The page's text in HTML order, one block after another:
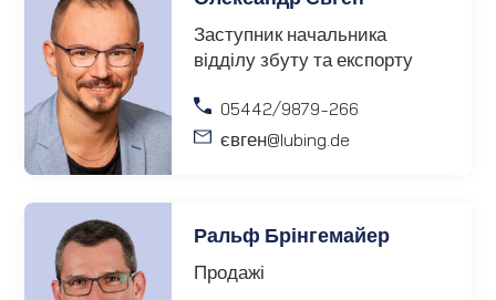
Заступник начальника
відділу збуту та експорту
05442/9879-266
євген@lubing.de
Ральф Брінгемайер
Продажі